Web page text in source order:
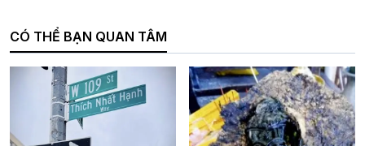
CÓ THỂ BẠN QUAN TÂM